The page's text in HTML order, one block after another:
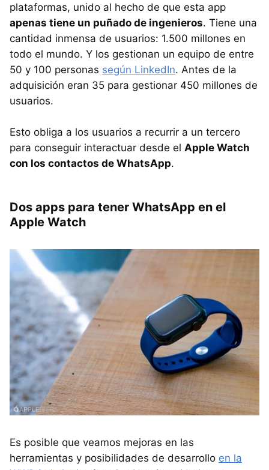
plataformas, unido al hecho de que esta app
apenas tiene un puñado de ingenieros. Tiene una
cantidad inmensa de usuarios: 1.500 millones en
todo el mundo. Y los gestionan un equipo de entre
50 y 100 personas según LinkedIn. Antes de la
adquisición eran 35 para gestionar 450 millones de
usuarios.
Esto obliga a los usuarios a recurrir a un tercero
para conseguir interactuar desde el Apple Watch
con los contactos de WhatsApp.
Dos apps para tener WhatsApp en el
Apple Watch
Es posible que veamos mejoras en las
herramientas y posibilidades de desarrollo en la